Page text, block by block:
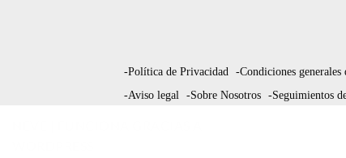
-Política de Privacidad -Condiciones generales
-Aviso legal -Sobre Nosotros -Seguimientos